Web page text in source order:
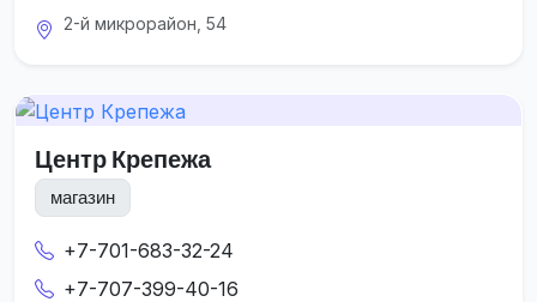
2-й микрорайон, 54
Центр Крепежа
магазин
+7-701-683-32-24
+7-707-399-40-16